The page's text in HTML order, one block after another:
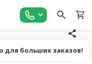
для больших заказов!